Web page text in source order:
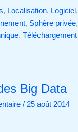
, Localisation, Logiciel ,
, Sphère privée,
, Téléchargement
Big Data
/ 25 août 2014